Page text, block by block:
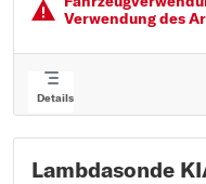
Verwendung des
Details
Lambdasonde